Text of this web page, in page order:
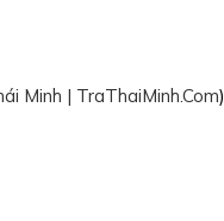
Minh | TraThaiMinh.Com)